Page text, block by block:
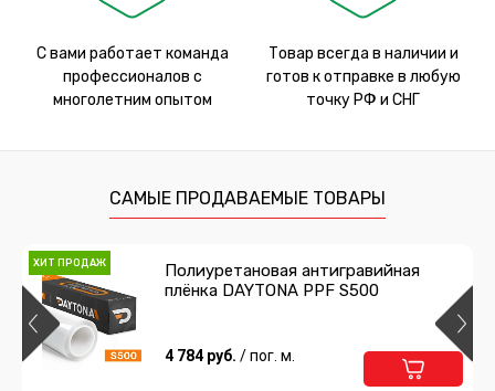
С вами работает команда
профессионалов с
многолетним опытом
Товар всегда в наличии и
готов к отправке в любую
точку РФ и СНГ
САМЫЕ ПРОДАВАЕМЫЕ ТОВАРЫ
ХИТ ПРОДАЖ
Полиуретановая антигравийная
плёнка DAYTONA PPF S500
4 784 руб. / пог. м.